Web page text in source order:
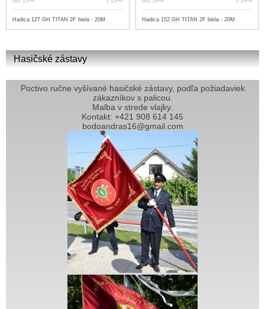
Hasičské zástavy
Poctivo ručne vyšívané hasičské zástavy, podľa požiadaviek
zákazníkov s palicou.
Malba v strede vlajky.
Kontakt: +421 908 614 145
bodoandras16@gmail.com
Hadica 127 GH TITAN 2F biela - 20M Hadica 152 GH TITAN 2F biela - 20M